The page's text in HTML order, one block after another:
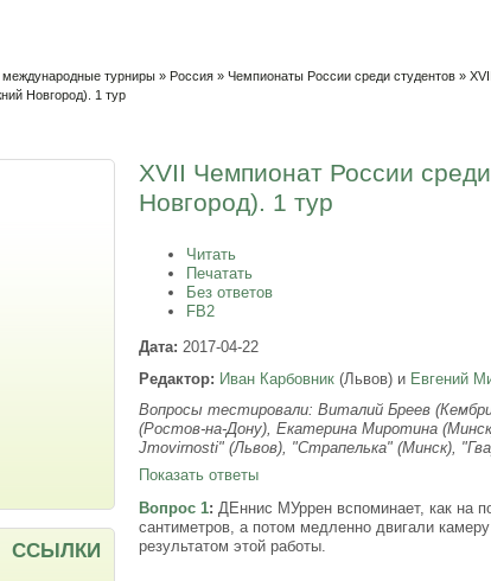
турниры » Россия »Чемпионаты России среди студентов »
Новгород). 1 тур
XVII Чемпионат России
Новгород). 1 тур
Читать
Печатать
Без ответов
FB2
Дата: 2017-04-22
Редактор: Иван Карбовник (Львов) и Евгений
Вопросы тестировали: Виталий Бреев
(Ростов-на-Дону), Екатерина Миротина
Jmovirnosti" (Львов), "Страпелька" (Минск),
Показать ответы
Вопрос 1: ДЕннис МУррен вспоминает, как на
сантиметров, а потом медленно двигали
результатом этой работы.
ССЫЛКИ